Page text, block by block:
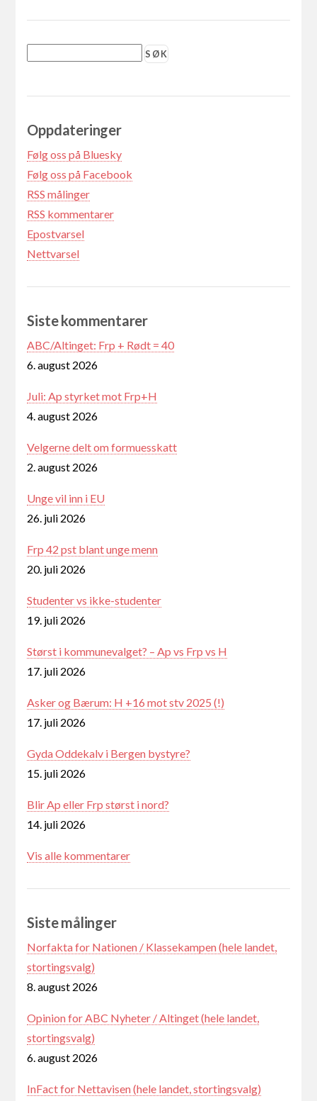
Oppdateringer
Følg oss på Bluesky
Følg oss på Facebook
RSS målinger
RSS kommentarer
Epostvarsel
Nettvarsel
Siste kommentarer
ABC/Altinget: Frp + Rødt = 40
6. august 2026
Juli: Ap styrket mot Frp+H
4. august 2026
Velgerne delt om formuesskatt
2. august 2026
Unge vil inn i EU
26. juli 2026
Frp 42 pst blant unge menn
20. juli 2026
Studenter vs ikke-studenter
19. juli 2026
Størst i kommunevalget? – Ap vs Frp vs H
17. juli 2026
Asker og Bærum: H +16 mot stv 2025 (!)
17. juli 2026
Gyda Oddekalv i Bergen bystyre?
15. juli 2026
Blir Ap eller Frp størst i nord?
14. juli 2026
Vis alle kommentarer
Siste målinger
Norfakta for Nationen / Klassekampen (hele landet,
stortingsvalg)
8. august 2026
Opinion for ABC Nyheter / Altinget (hele landet,
stortingsvalg)
6. august 2026
InFact for Nettavisen (hele landet, stortingsvalg)